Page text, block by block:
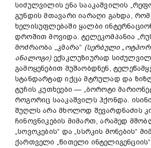
სიძულვილის ენა სააკაშვილის
გუნდის მთავარი იარაღი გახდა,
ხელისუფლებაში ყალბი
დროშით მოვიდა. ტელეკომპანია
მოძრაობა „კმარა“ (სერბული
ანალოგი)ექსკლუზიურად
გამოყენებით მუშაობდნენ,
სტანდარტად იქცა მტრულად და
ტუჩის კუთხეები — „ბოროტი
როგორიც სააკაშვილს ჰქონდა.
შუღლს არა მხოლოდ შევარდნაძის
ჩინოვნიკების მიმართ, არამედ
„სოვოკების“ და „სსრკის მონების“
ქართველი „წითელი